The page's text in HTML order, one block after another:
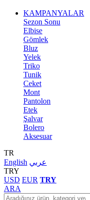
KAMPANYALAR
Sezon Sonu
Elbise
Gömlek
Bluz
Yelek
Triko
Tunik
Ceket
Mont
Pantolon
Etek
Şalvar
Bolero
Aksesuar
TR
English عربي
TRY
USD EUR TRY
ARA